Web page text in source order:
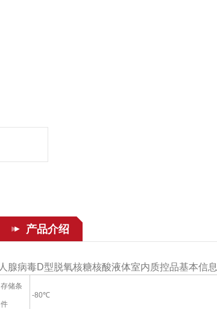
产品介绍
人腺病毒D型脱氧核糖核酸液体室内质控品基本信息
存储条
件
-80℃